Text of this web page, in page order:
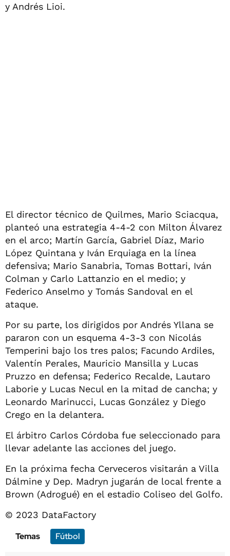
y Andrés Lioi.
El director técnico de Quilmes, Mario Sciacqua,
planteó una estrategia 4-4-2 con Milton Álvarez
en el arco; Martín García, Gabriel Díaz, Mario
López Quintana y Iván Erquiaga en la línea
defensiva; Mario Sanabria, Tomas Bottari, Iván
Colman y Carlo Lattanzio en el medio; y
Federico Anselmo y Tomás Sandoval en el
ataque.
Por su parte, los dirigidos por Andrés Yllana se
pararon con un esquema 4-3-3 con Nicolás
Temperini bajo los tres palos; Facundo Ardiles,
Valentín Perales, Mauricio Mansilla y Lucas
Pruzzo en defensa; Federico Recalde, Lautaro
Laborie y Lucas Necul en la mitad de cancha; y
Leonardo Marinucci, Lucas González y Diego
Crego en la delantera.
El árbitro Carlos Córdoba fue seleccionado para
llevar adelante las acciones del juego.
En la próxima fecha Cerveceros visitarán a Villa
Dálmine y Dep. Madryn jugarán de local frente a
Brown (Adrogué) en el estadio Coliseo del Golfo.
© 2023 DataFactory
Temas
Fútbol